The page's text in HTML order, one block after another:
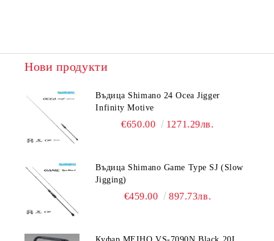
Нови продукти
Въдица Shimano 24 Ocea Jigger
Infinity Motive
€650.00 1271.29лв.
Въдица Shimano Game Type SJ (Slow
Jigging)
€459.00 897.73лв.